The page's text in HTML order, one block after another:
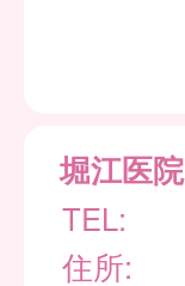
堀江医院
TEL:
住所: